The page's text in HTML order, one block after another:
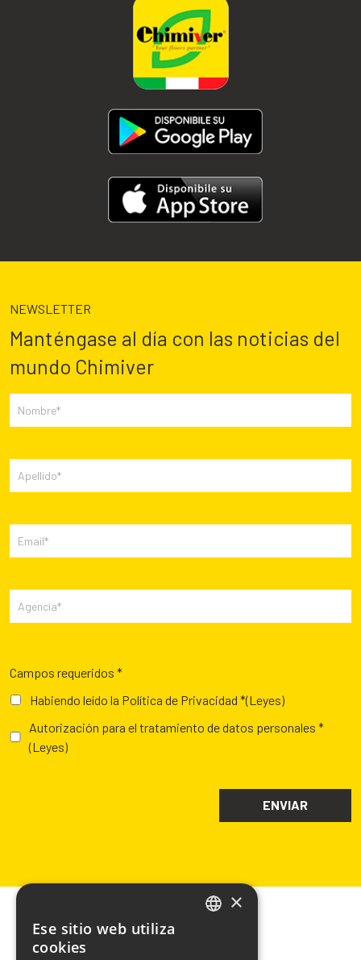
NEWSLETTER
Manténgase al día con las noticias del
mundo Chimiver
Campos requeridos *
Habiendo leído la Política de Privacidad *(Leyes)
Autorización para el tratamiento de datos personales *
(Leyes)
×
Ese sitio web utiliza
cookies